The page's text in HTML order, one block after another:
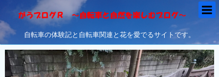
自転車の体験記と自転車関連と花を愛でるサイトです。